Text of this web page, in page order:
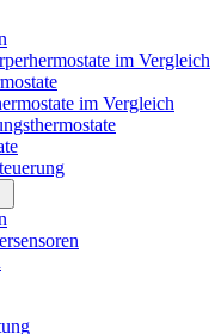
im Vergleich
im Vergleich